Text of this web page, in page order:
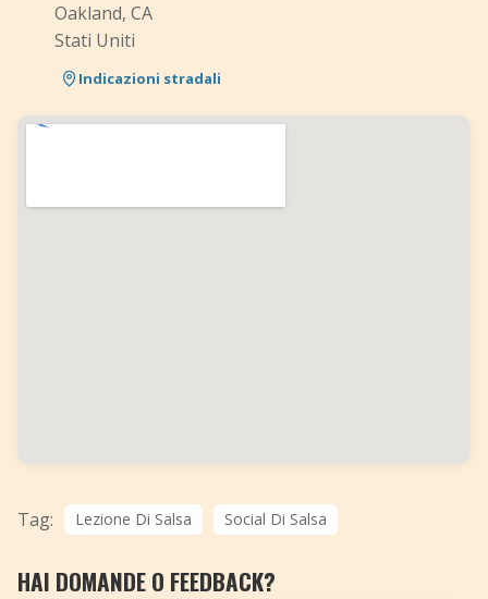
Oakland, CA
Stati Uniti
Indicazioni stradali
Tag: Lezione Di Salsa Social Di Salsa
HAI DOMANDE O FEEDBACK?